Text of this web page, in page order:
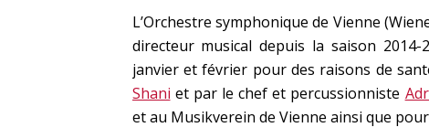
L’Orchestre symphonique de Vienne
directeur musical depuis la saison
janvier et février pour des raisons de
Shani et par le chef et percussionniste
et au Musikverein de Vienne ainsi que